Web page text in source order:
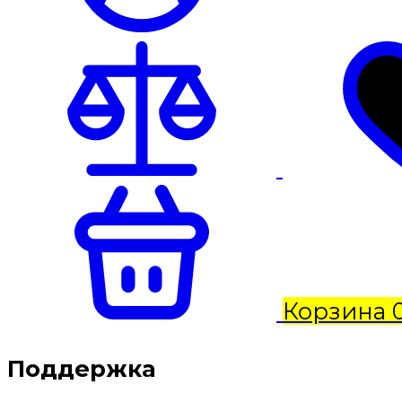
Корзина
Поддержка